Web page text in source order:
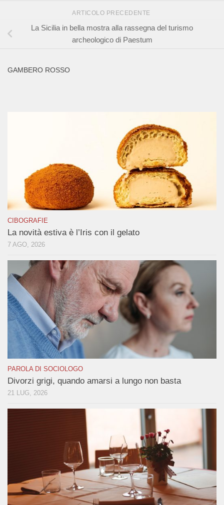
ARTICOLO PRECEDENTE
La Sicilia in bella mostra alla rassegna del turismo
archeologico di Paestum
GAMBERO ROSSO
CIBOGRAFIE
La novità estiva è l’Iris con il gelato
7 AGO, 2026
PAROLA DI SOCIOLOGO
Divorzi grigi, quando amarsi a lungo non basta
21 LUG, 2026